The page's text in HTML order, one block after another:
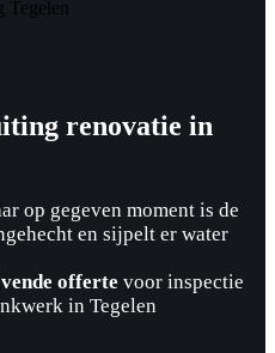
renovatie in
op gegeven moment is de
en sijpelt er water
offerte voor inspectie
in Tegelen